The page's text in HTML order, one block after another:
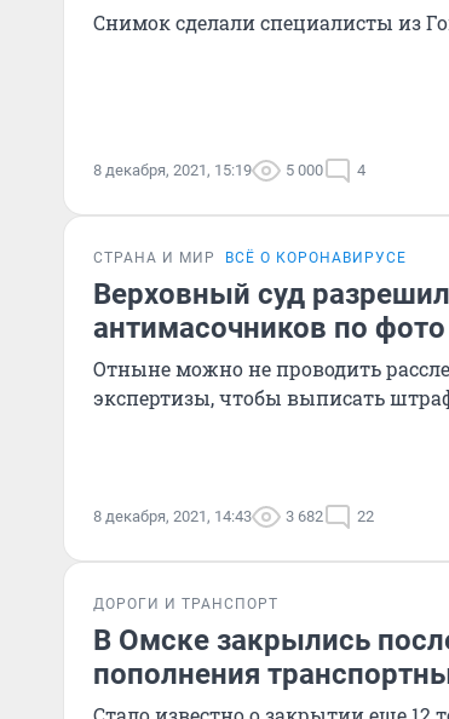
Снимок сделали специалисты из
8 декабря, 2021, 15:19 5 000 4
СТРАНА И МИР ВСЁ О КОРОНАВИРУСЕ
Верховный суд
антимасочников по фото
Отныне можно не проводить
экспертизы, чтобы выписать
8 декабря, 2021, 14:43 3 682 22
ДОРОГИ И ТРАНСПОРТ
В Омске закрылись
пополнения